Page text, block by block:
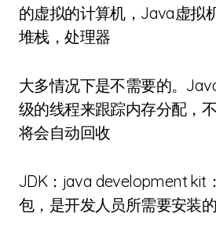
的虚拟的计算机，Java虚拟
堆栈，处理器
大多情况下是不需要的。Java提供了一个系统
级的线程来跟踪内存分配，
将会自动回收
JDK：java development kit：java开发工具
包，是开发人员所需要安装